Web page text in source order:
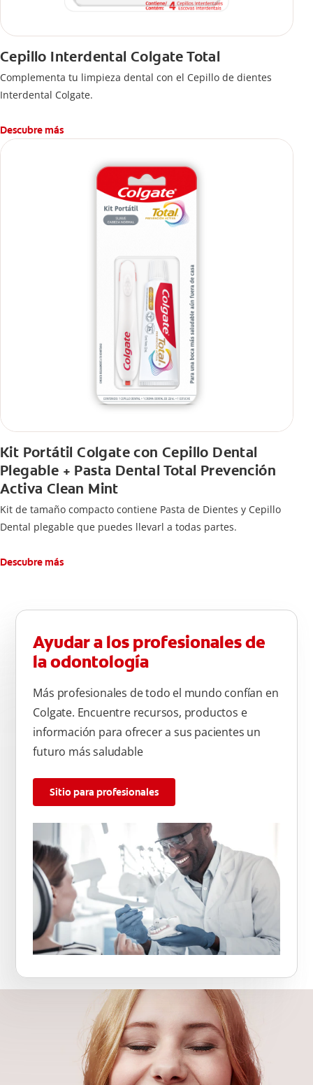
Cepillo Interdental Colgate Total
Complementa tu limpieza dental con el Cepillo de dientes
Interdental Colgate.
Descubre más
Kit Portátil Colgate con Cepillo Dental
Plegable + Pasta Dental Total Prevención
Activa Clean Mint
Kit de tamaño compacto contiene Pasta de Dientes y Cepillo
Dental plegable que puedes llevarl a todas partes.
Descubre más
Ayudar a los profesionales de
la odontología
Más profesionales de todo el mundo confían en
Colgate. Encuentre recursos, productos e
información para ofrecer a sus pacientes un
futuro más saludable
Sitio para profesionales